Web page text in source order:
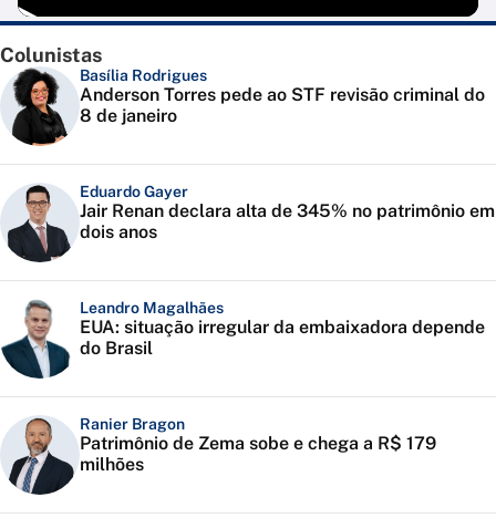
Colunistas
Basília Rodrigues
Anderson Torres pede ao STF revisão criminal do
8 de janeiro
Eduardo Gayer
Jair Renan declara alta de 345% no patrimônio em
dois anos
Leandro Magalhães
EUA: situação irregular da embaixadora depende
do Brasil
Ranier Bragon
Patrimônio de Zema sobe e chega a R$ 179
milhões